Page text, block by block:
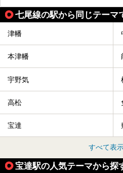
七尾線の駅から同じテーマ
津幡
本津幡
宇野気
高松
宝達
すべて表
宝達駅の人気テーマから探